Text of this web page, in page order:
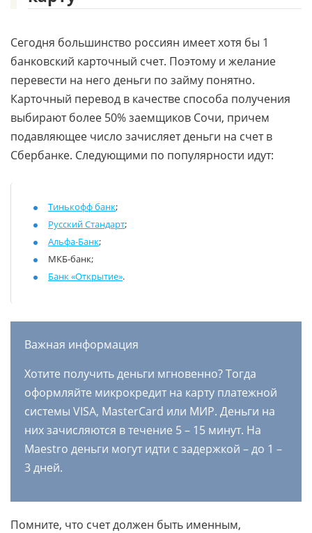
Сегодня большинство россиян имеет хотя бы 1
банковский карточный счет. Поэтому и желание
перевести на него деньги по займу понятно.
Карточный перевод в качестве способа получения
выбирают более 50% заемщиков Сочи, причем
подавляющее число зачисляет деньги на счет в
Сбербанке. Следующими по популярности идут:
Тинькофф банк;
Русский Стандарт;
Альфа-Банк;
МКБ-банк;
Банк «Открытие».
Важная информация
Хотите получить деньги мгновенно? Тогда
оформляйте микрокредит на карту платежной
системы VISA, MasterCard или МИР. Деньги на
них зачисляются в течение 5 – 15 минут. На
Maestro деньги могут идти с задержкой – до 1 –
3 дней.
Помните, что счет должен быть именным,